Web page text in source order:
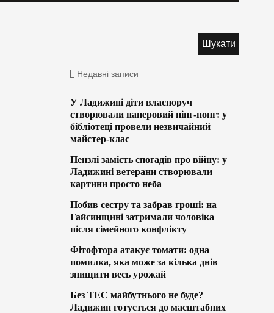
Недавні записи
У Ладижині діти власноруч
створювали паперовий пінг-понг: у
бібліотеці провели незвичайний
майстер-клас
Пензлі замість спогадів про війну: у
Ладижині ветерани створювали
картини просто неба
Побив сестру та забрав гроші: на
Гайсинщині затримали чоловіка
після сімейного конфлікту
Фітофтора атакує томати: одна
помилка, яка може за кілька днів
знищити весь урожай
Без ТЕС майбутнього не буде?
Ладижин готується до масштабних